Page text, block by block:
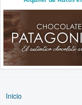
Inicio